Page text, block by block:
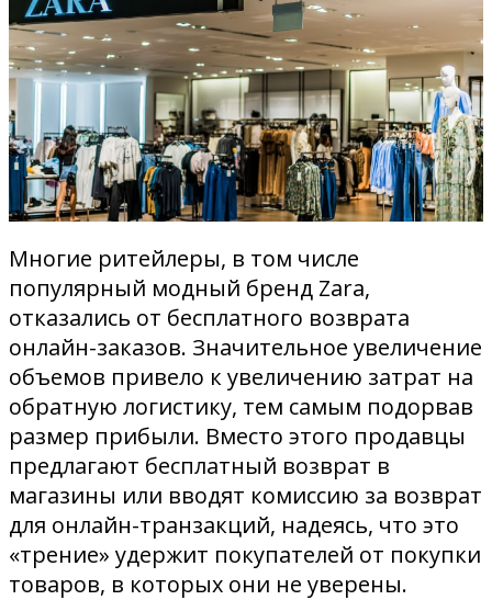
Многие ритейлеры, в том числе
популярный модный бренд Zara,
отказались от бесплатного возврата
онлайн-заказов. Значительное увеличение
объемов привело к увеличению затрат на
обратную логистику, тем самым подорвав
размер прибыли. Вместо этого продавцы
предлагают бесплатный возврат в
магазины или вводят комиссию за возврат
для онлайн-транзакций, надеясь, что это
«трение» удержит покупателей от покупки
товаров, в которых они не уверены.